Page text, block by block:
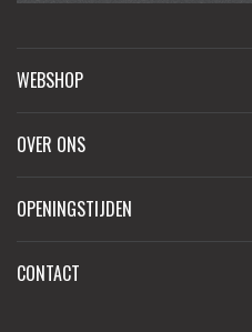
WEBSHOP
OVER ONS
OPENINGSTIJDEN
CONTACT